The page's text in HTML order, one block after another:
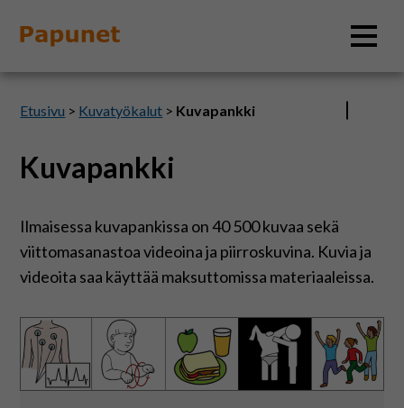
Saavutettavuus
Etusivu > Kuvatyökalut > Kuvapankki
Kuvapankki
Ilmaisessa kuvapankissa on 40 500 kuvaa sekä
viittomasanastoa videoina ja piirroskuvina. Kuvia ja
videoita saa käyttää maksuttomissa materiaaleissa.